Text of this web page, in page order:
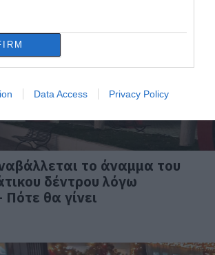
Data Access Privacy Policy
το άναμμα του
δέντρου λόγω
Πότε θα γίνει